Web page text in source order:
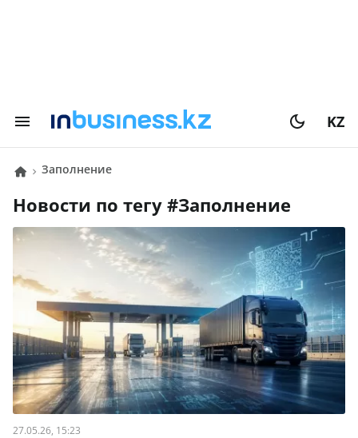
KZ
заполнение
Новости по тегу # заполнение
27.05.26, 15:23